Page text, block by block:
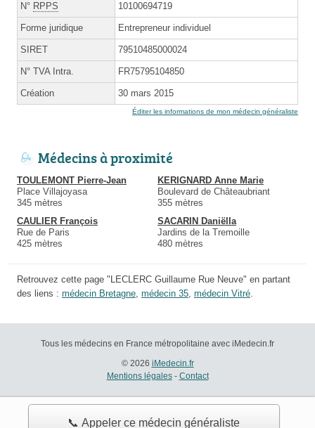
📞 Appeler ce médecin généraliste
N° RPPS 10100694719
Forme juridique Entrepreneur individuel
SIRET 79510485000024
N° TVA Intra. FR75795104850
Création 30 mars 2015
Éditer les informations de mon médecin généraliste
Médecins à proximité
TOULEMONT Pierre-Jean
Place Villajoyasa
345 mètres
KERIGNARD Anne Marie
Boulevard de Châteaubriant
355 mètres
CAULIER François
Rue de Paris
425 mètres
SACARIN Daniëlla
Jardins de la Tremoille
480 mètres
Retrouvez cette page "LECLERC Guillaume Rue Neuve" en partant
des liens : médecin Bretagne, médecin 35, médecin Vitré.
Tous les médecins en France métropolitaine avec iMedecin.fr
© 2026 iMedecin.fr
Mentions légales- Contact